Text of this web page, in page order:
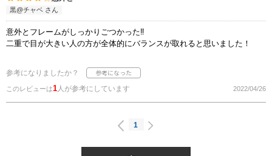
黒@チャベ さん
意外とフレームがしっかりごつかった‼️
二重で目が大きい人の方が全体的にバランスが取れると思いました！
参考になりましたか？
このレビューは1人が参考にしています 2022/04/26
1